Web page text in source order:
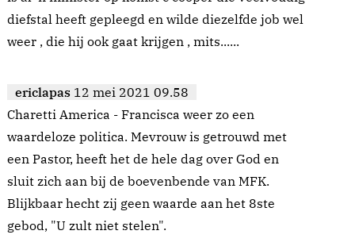
diefstal heeft gepleegd en wilde diezelfde job wel
weer , die hij ook gaat krijgen , mits......
ericlapas 12 mei 2021 09.58
Charetti America - Francisca weer zo een
waardeloze politica. Mevrouw is getrouwd met
een Pastor, heeft het de hele dag over God en
sluit zich aan bij de boevenbende van MFK.
Blijkbaar hecht zij geen waarde aan het 8ste
gebod, "U zult niet stelen".